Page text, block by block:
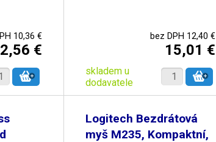
10,36 €
€
bez DPH 12,40 €
15,01 €
skladem u
dodavatele
Logitech Bezdrátová
myš M235, Kompaktní,